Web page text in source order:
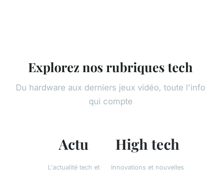
Explorez nos rubriques tech
Du hardware aux derniers jeux vidéo, toute l'info
qui compte
Actu
L'actualité tech et
High tech
Innovations et nouvelles